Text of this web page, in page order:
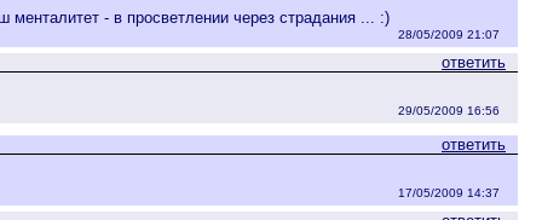
- в просветлении через страдания ... :)
28/05/2009 21:07
ответить
29/05/2009 16:56
ответить
17/05/2009 14:37